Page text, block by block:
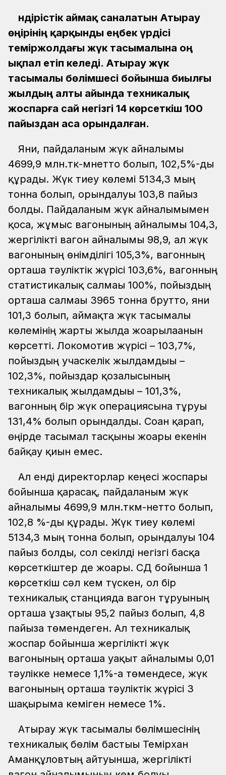
Өндірістік аймақ саналатын Атырау
өңірінің қарқынды еңбек үрдісі
теміржолдағы жүк тасымалына оң
ықпал етіп келеді. Атырау жүк
тасымалы бөлімшесі бойынша биылғы
жылдың алты айында техникалық
жоспарға сай негізгі 14 көрсеткіш 100
пайыздан аса орындалған.
Яғни, пайдаланым жүк айналымы
4699,9 млн.тк-мнетто болып, 102,5%-ды
құрады. Жүк тиеу көлемі 5134,3 мың
тонна болып, орындалуы 103,8 пайыз
болды. Пайдаланым жүк айналымымен
қоса, жұмыс вагонының айналымы 104,3,
жергілікті вагон айналымы 98,9, ал жүк
вагонының өнімділігі 105,3%, вагонның
орташа тәуліктік жүрісі 103,6%, вагонның
статистикалық салмағы 100%, пойыздың
орташа салмағы 3965 тонна брутто, яғни
101,3 болып, аймақта жүк тасымалы
көлемінің жарты жылда жоғарылағанын
көрсетті. Локомотив жүрісі – 103,7%,
пойыздың учаскелік жылдамдығы –
102,3%, пойыздар қозғалысының
техникалық жылдамдығы – 101,3%,
вагонның бір жүк операциясына тұруы
131,4% болып орындалды. Соған қарап,
өңірде тасымал тасқыны жоғары екенін
байқау қиын емес.
Ал енді директорлар кеңесі жоспары
бойынша қарасақ, пайдаланым жүк
айналымы 4699,9 млн.ткм-нетто болып,
102,8 %-ды құрады. Жүк тиеу көлемі
5134,3 мың тонна болып, орындалуы 104
пайыз болды, сол секілді негізгі басқа
көрсеткіштер де жоғары. СД бойынша 1
көрсеткіш сәл кем түскен, ол бір
техникалық станцияда вагон тұруының
орташа ұзақтығы 95,2 пайыз болып, 4,8
пайызға төмендеген. Ал техникалық
жоспар бойынша жергілікті жүк
вагонының орташа уақыт айналымы 0,01
тәулікке немесе 1,1%-ға төмендесе, жүк
вагонының орташа тәуліктік жүрісі 3
шақырымға кеміген немесе 1%.
Атырау жүк тасымалы бөлімшесінің
техникалық бөлім бастығы Темірхан
Аманқұловтың айтуынша, жергілікті